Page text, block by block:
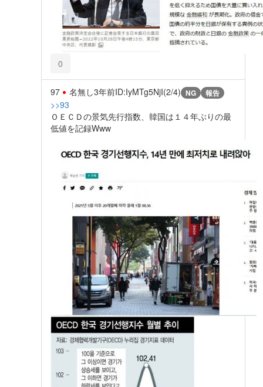
0
97 名無し3年前ID:IyMTg5NjI(2/4) NG 報告
>>93
ＯＥＣＤの景気先行指数、韓国は１４年ぶりの最
低値を記録Www